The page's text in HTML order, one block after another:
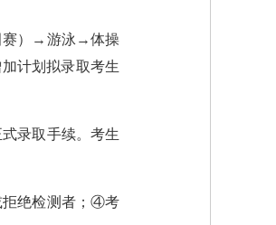
赛）→游泳→体操
计划拟录取考生
录取手续。考生
拒绝检测者；④考